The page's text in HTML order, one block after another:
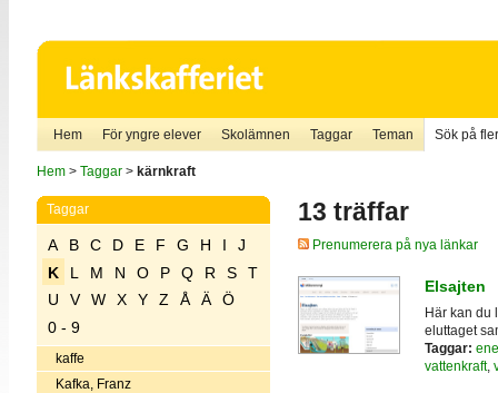
Hem För yngre elever Skolämnen Taggar Teman Sök på
Hem> Taggar> kärnkraft
Taggar
A B C D E F G H I
J
K
L M N O P Q R S
T
U
V W X Y Z Å Ä
Ö
0 - 9
kaffe
Kafka, Franz
13 träffar
Prenumerera på nya länkar
Elsajten
Här kan du
eluttaget
Taggar:
vattenkraft,